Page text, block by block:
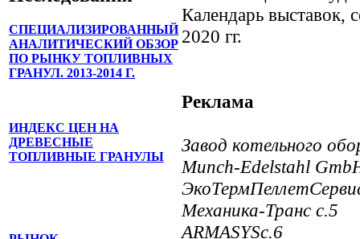
СПЕЦИАЛИЗИРОВАННЫЙ
АНАЛИТИЧЕСКИЙ ОБЗОР
ПО РЫНКУ ТОПЛИВНЫХ
ГРАНУЛ. 2013-2014 Г.
ИНДЕКС ЦЕН НА
ДРЕВЕСНЫЕ
ТОПЛИВНЫЕ ГРАНУЛЫ
Календарь выставок,
2020 гг.
Реклама
Завод котельного
Munch-Edelstahl
Механика-Транс с.5
ARMASYSc.6